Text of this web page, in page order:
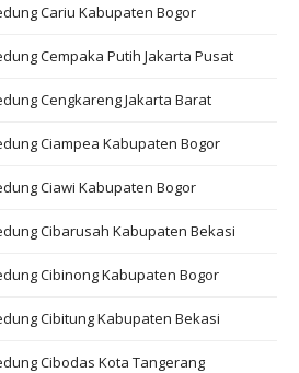
Cariu Kabupaten Bogor
Cempaka Putih Jakarta Pusat
Cengkareng Jakarta Barat
Ciampea Kabupaten Bogor
Ciawi Kabupaten Bogor
Cibarusah Kabupaten Bekasi
Cibinong Kabupaten Bogor
Cibitung Kabupaten Bekasi
Cibodas Kota Tangerang